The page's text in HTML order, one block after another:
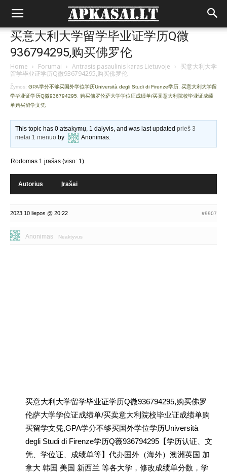
买意大利大学留学毕业证学历Q微
936794295,购买佛罗伦
Home › Forumai › Antrasis pasaulinis karas Lietuvoje › 买意大利大学
留学毕业证学历Q微936794295,购买佛罗伦
Žymos: GPA学分不够买国外学位学历Università degli Studi di Firenze学历 买意大利大学留
学毕业证学历Q微936794295
购买佛罗伦萨大学学位证成绩单/买卖意大利院校毕业证成绩
单购买留学文凭
This topic has 0 atsakymų, 1 dalyvis, and was last updatedprieš 3
metai 1 mėnuo by Anonimas.
Rodomas 1 įrašas (viso: 1)
Autorius Įrašai
2023 10 liepos @ 20:22 #9907
Anonimas Neaktyvus
买意大利大学留学毕业证学历Q微936794295,购买佛罗
伦萨大学学位证成绩单/买卖意大利院校毕业证成绩单购
买留学文凭,GPA学分不够买国外学位学历Università
degli Studi di Firenze学历Q薇936794295【学历认证、文
凭、学位证、成绩单等】代办国外（海外）澳洲英国 加
拿大 韩国 美国 新西兰 等各大学，修改成绩单分数，学